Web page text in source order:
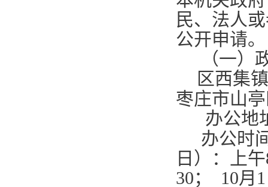
民、法人
公开申请。
（一）
区西集
枣庄市山
办公地
办公时
日）：上午
30； 10月 1